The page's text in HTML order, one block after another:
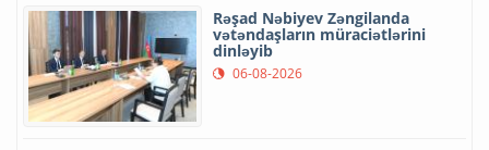
Rəşad Nəbiyev Zəngilanda
vətəndaşların müraciətlərini
dinləyib
06-08-2026